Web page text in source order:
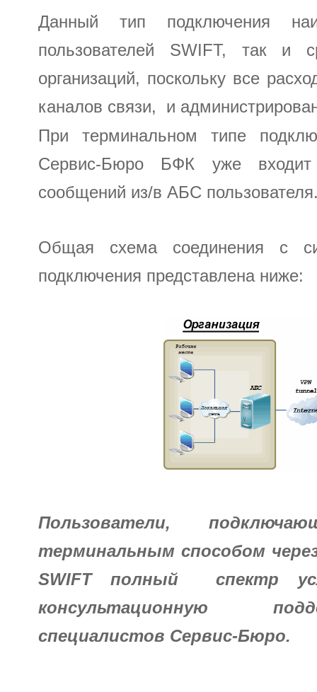
Данный тип подключения
пользователей SWIFT, так и
организаций, поскольку все
каналов связи, и
При терминальном типе
Сервис-Бюро БФК уже входит
сообщений из/в АБС
Общая схема соединения с
подключения представлена ниже:
Пользователи,
терминальным способом
SWIFT полный спектр
консультационную
специалистов Сервис-Бюро.